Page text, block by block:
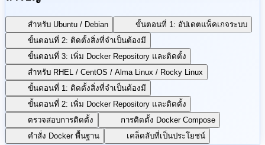
สำหรับ Ubuntu / Debian
ขั้นตอนที่ 1: อัปเดตแพ็คเกจระบบ
ขั้นตอนที่ 2: ติดตั้งสิ่งที่จำเป็นต้องมี
ขั้นตอนที่ 3: เพิ่ม Docker Repository และติดตั้ง
สำหรับ RHEL / CentOS / Alma Linux / Rocky Linux
ขั้นตอนที่ 1: ติดตั้งสิ่งที่จำเป็นต้องมี
ขั้นตอนที่ 2: เพิ่ม Docker Repository และติดตั้ง
ตรวจสอบการติดตั้ง
การติดตั้ง Docker Compose
คำสั่ง Docker พื้นฐาน
เคล็ดลับที่เป็นประโยชน์